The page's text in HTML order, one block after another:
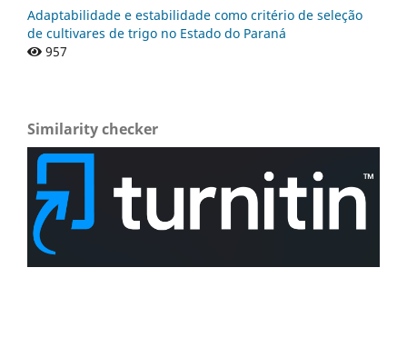
Adaptabilidade e estabilidade como critério de seleção
de cultivares de trigo no Estado do Paraná
957
Similarity checker